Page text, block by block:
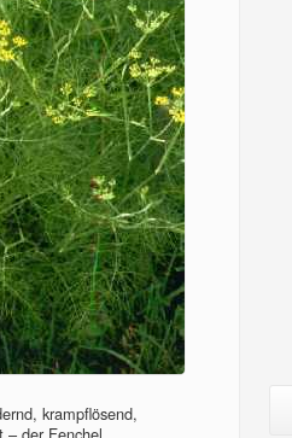
krampflösend,